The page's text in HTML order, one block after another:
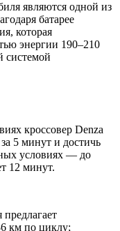
являются одной из
батарее
которая
энергии 190–210
системой
кроссовер Denza
5 минут и достичь
условиях — до
12 минут.
км по циклу;